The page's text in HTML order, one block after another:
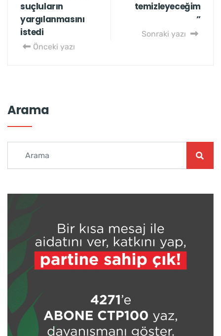
suçluların
yargılanmasını
istedi
Önceki yazı
temizleyeceğim
”
Sonraki yazı
Arama